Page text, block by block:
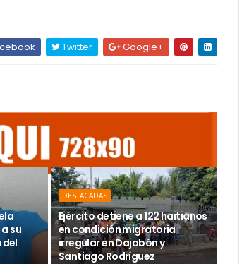
Twitter Google+
su
DESTACADAS
Ejército detiene a 122 haitianos
en condición migratoria
irregular en Dajabón y
Santiago Rodríguez